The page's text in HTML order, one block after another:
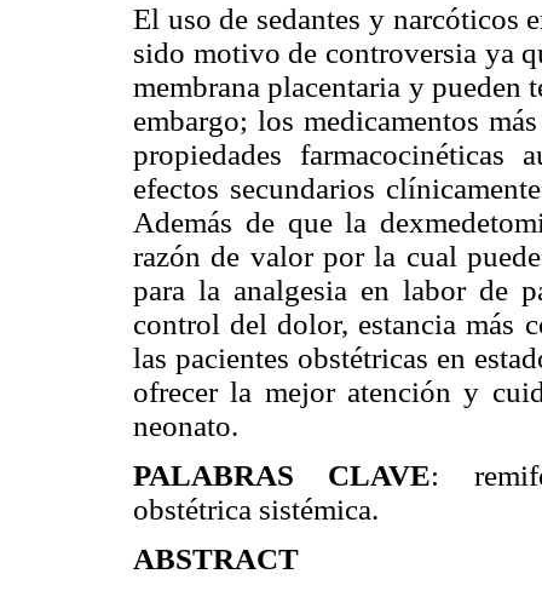
El uso de sedantes y narcóticos
sido motivo de controversia ya
membrana placentaria y pueden
embargo; los medicamentos
propiedades farmacocinéticas
efectos secundarios
Además de que la
razón de valor por la cual
para la analgesia en labor de
control del dolor, estancia más
las pacientes obstétricas en
ofrecer la mejor atención y
neonato.
PALABRAS CLAVE:
obstétrica sistémica.
ABSTRACT